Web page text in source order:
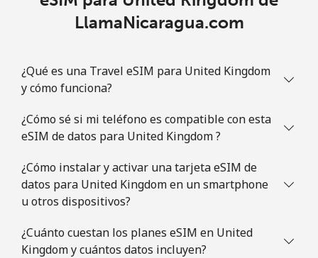
LlamaNicaragua.com
¿Qué es una Travel eSIM para United Kingdom
y cómo funciona?
¿Cómo sé si mi teléfono es compatible con esta
eSIM de datos para United Kingdom ?
¿Cómo instalar y activar una tarjeta eSIM de
datos para United Kingdom en un smartphone
u otros dispositivos?
¿Cuánto cuestan los planes eSIM en United
Kingdom y cuántos datos incluyen?